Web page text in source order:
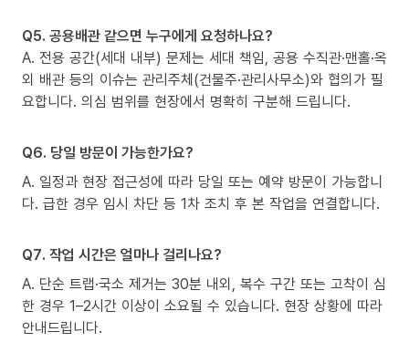
Q5. 공용배관 같으면 누구에게 요청하나요?
A. 전용 공간(세대 내부) 문제는 세대 책임, 공용 수직관·맨홀·옥
외 배관 등의 이슈는 관리주체(건물주·관리사무소)와 협의가 필
요합니다. 의심 범위를 현장에서 명확히 구분해 드립니다.
Q6. 당일 방문이 가능한가요?
A. 일정과 현장 접근성에 따라 당일 또는 예약 방문이 가능합니
다. 급한 경우 임시 차단 등 1차 조치 후 본 작업을 연결합니다.
Q7. 작업 시간은 얼마나 걸리나요?
A. 단순 트랩·국소 제거는 30분 내외, 복수 구간 또는 고착이 심
한 경우 1–2시간 이상이 소요될 수 있습니다. 현장 상황에 따라
안내드립니다.